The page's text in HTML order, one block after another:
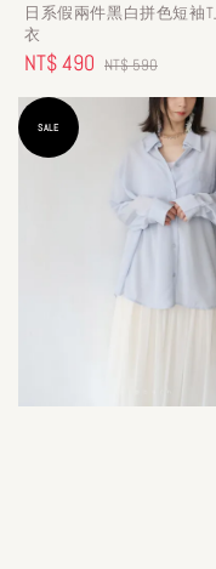
日系假兩件黑白拼色短袖T
衣
Sale
price
NT$ 490 Regular
price
NT$ 590
SALE